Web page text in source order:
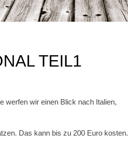
TEIL1
werfen wir einen Blick nach Italien,
Das kann bis zu 200 Euro kosten.